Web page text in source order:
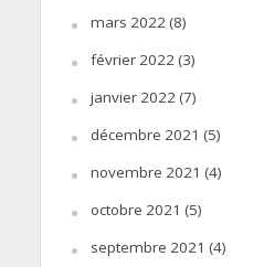
mars 2022(8)
février 2022(3)
janvier 2022(7)
décembre 2021 (5)
novembre 2021 (4)
octobre 2021 (5)
septembre 2021 (4)